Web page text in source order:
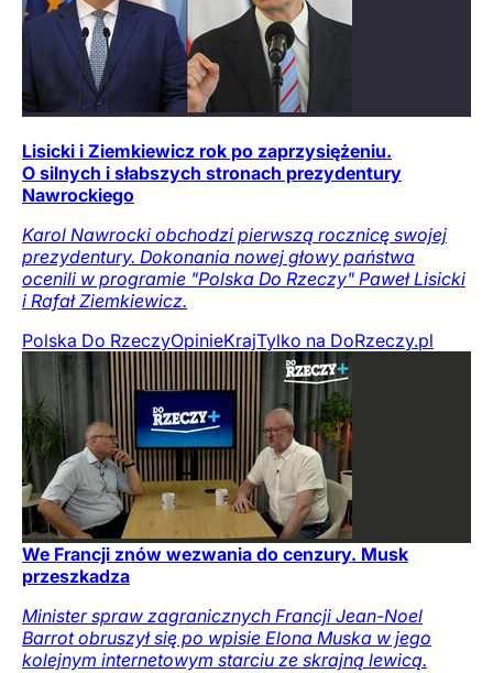
Lisicki i Ziemkiewicz rok po zaprzysiężeniu.
O silnych i słabszych stronach prezydentury
Nawrockiego
Karol Nawrocki obchodzi pierwszą rocznicę swojej
prezydentury. Dokonania nowej głowy państwa
ocenili w programie "Polska Do Rzeczy" Paweł Lisicki
i Rafał Ziemkiewicz.
Polska Do RzeczyOpinieKrajTylko na DoRzeczy.pl
We Francji znów wezwania do cenzury. Musk
przeszkadza
Minister spraw zagranicznych Francji Jean-Noel
Barrot obruszył się po wpisie Elona Muska w jego
kolejnym internetowym starciu ze skrajną lewicą.